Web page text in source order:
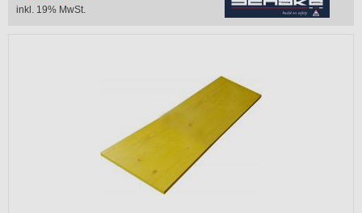
inkl. 19% MwSt.